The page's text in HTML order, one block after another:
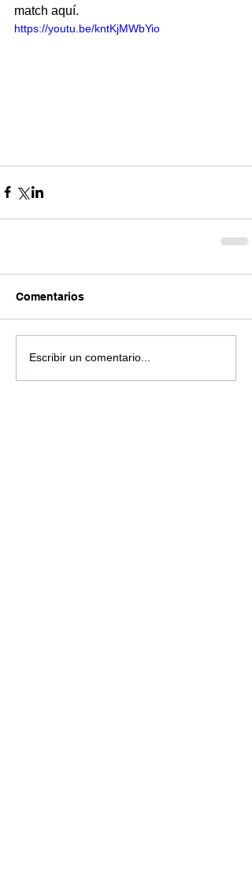
match aquí.
https://youtu.be/kntKjMWbYio
Comentarios
Escribir un comentario...